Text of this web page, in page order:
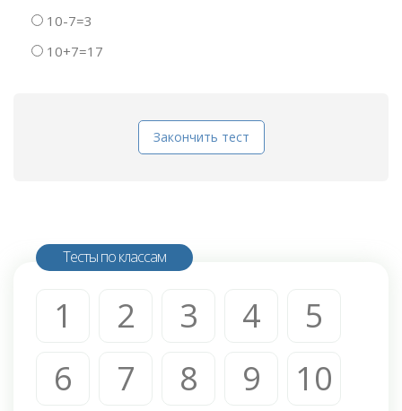
10-7=3
10+7=17
Закончить тест
Тесты по классам
1 2 3 4
5
6
7 8 9
10